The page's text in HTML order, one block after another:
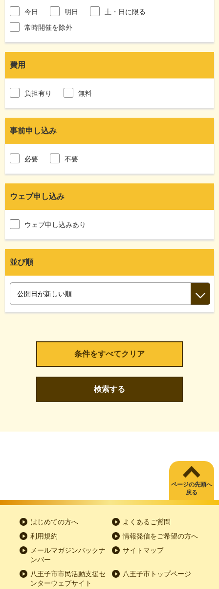
今日 明日
土・日に限る
常時開催を除外
費用
負担有り 無料
事前申し込み
必要 不要
ウェブ申し込み
ウェブ申し込みあり
並び順
検索する
ページの先頭へ
戻る
はじめての方へ
よくあるご質問
利用規約
情報発信をご希望の方へ
メールマガジンバックナ
ンバー
サイトマップ
八王子市市民活動支援セ
ンターウェブサイト
八王子市トップページ